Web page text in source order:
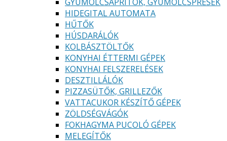
HIDEGITAL AUTOMATA
HŰTŐK
HÚSDARÁLÓK
KOLBÁSZTÖLTŐK
KONYHAI ÉTTERMI GÉPEK
KONYHAI FELSZERELÉSEK
DESZTILLÁLÓK
PIZZASÜTŐK, GRILLEZŐK
VATTACUKOR KÉSZÍTŐ GÉPEK
ZÖLDSÉGVÁGÓK
FOKHAGYMA PUCOLÓ GÉPEK
MELEGÍTŐK